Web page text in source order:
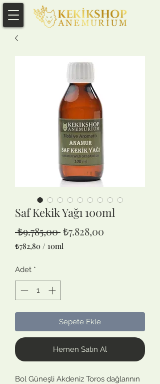
Saf Kekik Yağı 100ml
₺9.785,00 Normal
Fiyat
₺7.828,00
₺782,80 / 10ml
Mililitre
fiyatı
₺782,80
Adet *
Sepete Ekle
Hemen Satın Al
Bol Güneşli Akdeniz Toros dağlarının